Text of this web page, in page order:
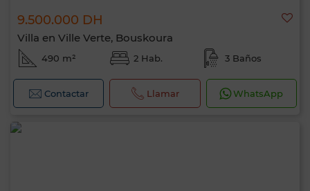
9.500.000 DH
Villa en Ville Verte, Bouskoura
490 m² 2 Hab. 3 Baños
Contactar Llamar WhatsApp